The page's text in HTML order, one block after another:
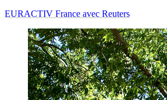
EURACTIV France avec Reuters